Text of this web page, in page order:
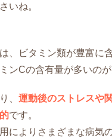
いね。
、ビタミン類が豊富に
ンCの含有量が多いのが
、 運動後のストレスや
です。
によりさまざまな病気